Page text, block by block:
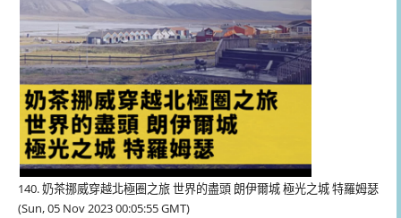
140. 奶茶挪威穿越北極圈之旅 世界的盡頭 朗伊爾城 極光之城 特羅姆瑟
(Sun, 05 Nov 2023 00:05:55 GMT)